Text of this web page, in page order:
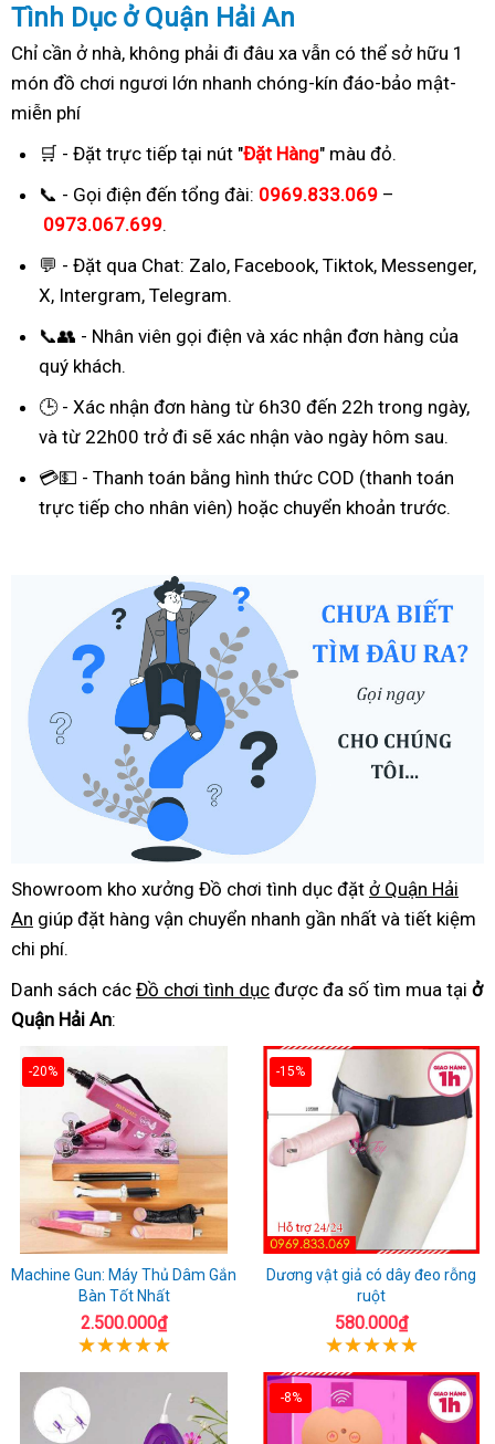
Tình Dục ở Quận Hải An
Chỉ cần ở nhà, không phải đi đâu xa vẫn có thể sở hữu 1
món đồ chơi ngươi lớn nhanh chóng-kín đáo-bảo mật-
miễn phí
🛒 - Đặt trực tiếp tại nút "Đặt Hàng" màu đỏ.
📞 - Gọi điện đến tổng đài: 0969.833.069 –
0973.067.699.
💬 - Đặt qua Chat: Zalo, Facebook, Tiktok, Messenger,
X, Intergram, Telegram.
📞👥 - Nhân viên gọi điện và xác nhận đơn hàng của
quý khách.
🕒 - Xác nhận đơn hàng từ 6h30 đến 22h trong ngày,
và từ 22h00 trở đi sẽ xác nhận vào ngày hôm sau.
💳💵 - Thanh toán bằng hình thức COD (thanh toán
trực tiếp cho nhân viên) hoặc chuyển khoản trước.
Showroom kho xưởng Đồ chơi tình dục đặt ở Quận Hải
An giúp đặt hàng vận chuyển nhanh gần nhất và tiết kiệm
chi phí.
Danh sách các Đồ chơi tình dục được đa số tìm mua tại ở
Quận Hải An:
-20%
Machine Gun: Máy Thủ Dâm Gắn
Bàn Tốt Nhất
2.500.000₫
-15%
Dương vật giả có dây đeo rỗng
ruột
580.000₫
-8%